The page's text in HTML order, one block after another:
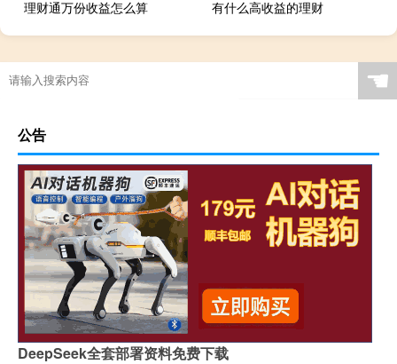
理财通万份收益怎么算 有什么高收益的理财
☚
公告
DeepSeek全套部署资料免费下载